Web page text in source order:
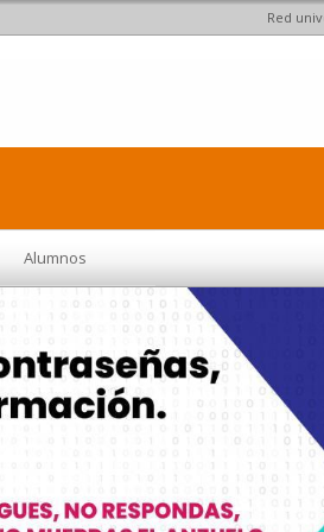
Red
Alumnos